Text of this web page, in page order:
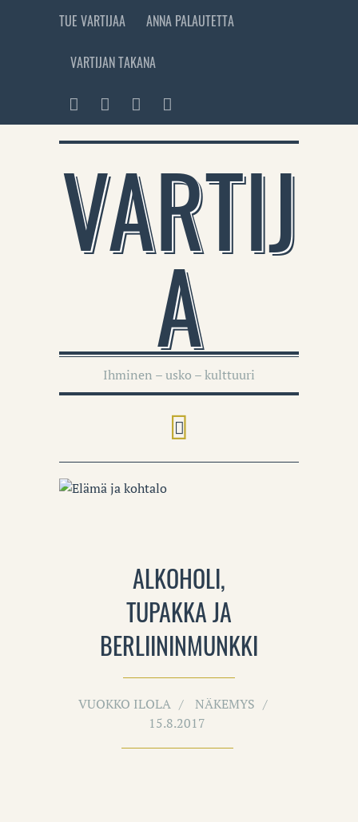
TUE VARTIJAA ANNA PALAUTETTA
VARTIJAN TAKANA
VARTIJ
A
Ihminen – usko – kulttuuri
ALKOHOLI,
TUPAKKA JA
BERLIININMUNKKI
VUOKKO ILOLA
NÄKEMYS
15.8.2017